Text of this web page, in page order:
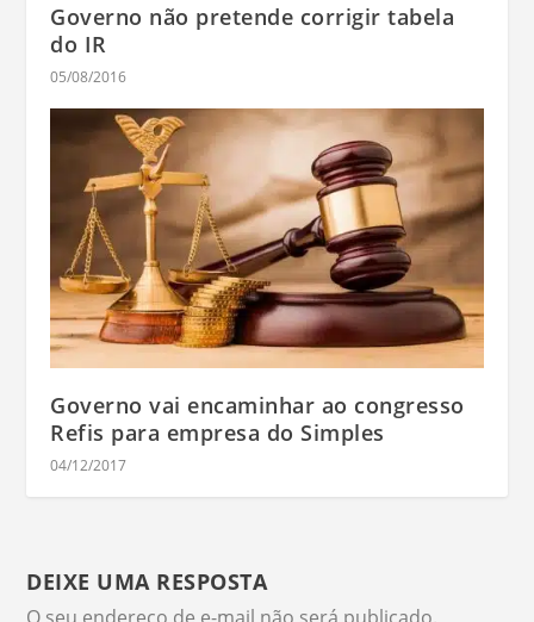
Governo não pretende corrigir tabela
do IR
05/08/2016
Governo vai encaminhar ao congresso
Refis para empresa do Simples
04/12/2017
DEIXE UMA RESPOSTA